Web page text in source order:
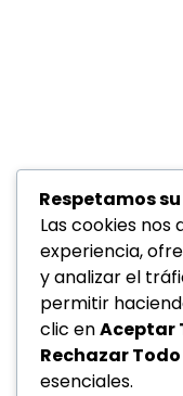
Respetamos
Las cookies nos
experiencia,
y analizar el
permitir
clic enAceptar
Rechazar Todo
esenciales.